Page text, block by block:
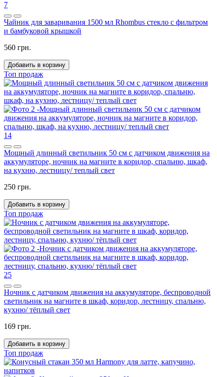
7
Чайник для заваривания 1500 мл Rhombus стекло с фильтром
и бамбуковой крышкой
560 грн.
Добавить в корзину
Топ продаж
14
Мощный длинный светильник 50 см с датчиком движения на
аккумуляторе, ночник на магните в коридор, спальню, шкаф,
на кухню, лестницу/ теплый свет
250 грн.
Добавить в корзину
Топ продаж
25
Ночник с датчиком движения на аккумуляторе, беспроводной
светильник на магните в шкаф, коридор, лестницу, спальню,
кухню/ тёплый свет
169 грн.
Добавить в корзину
Топ продаж